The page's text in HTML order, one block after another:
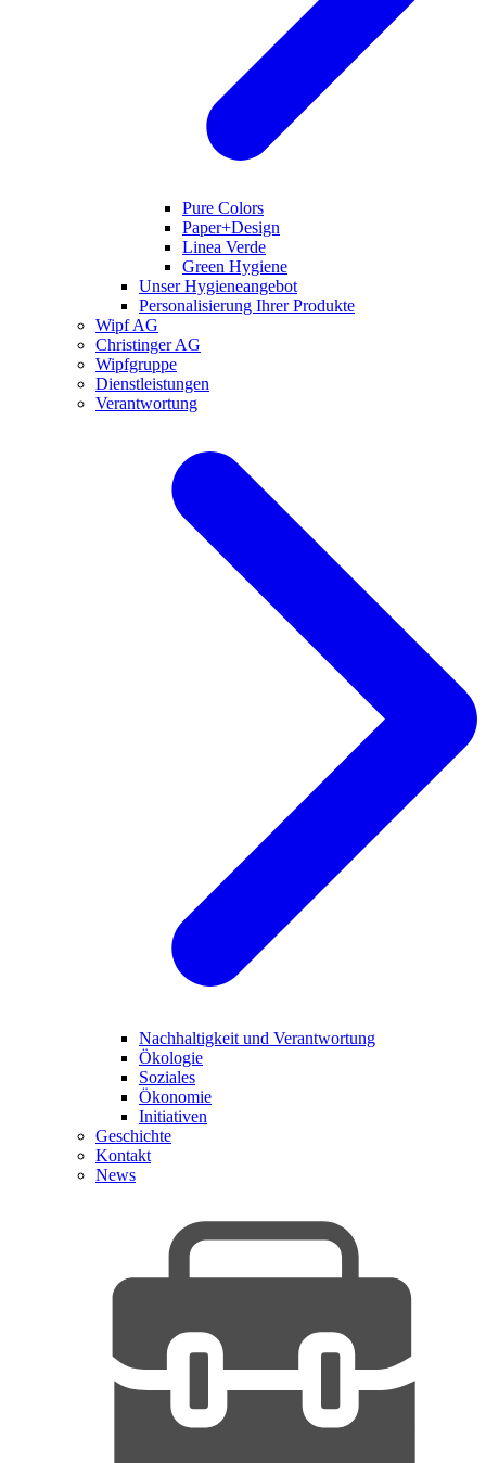
Pure Colors
Paper+Design
Linea Verde
Green Hygiene
Unser Hygieneangebot
Personalisierung Ihrer Produkte
Wipf AG
Christinger AG
Wipfgruppe
Dienstleistungen
Verantwortung
Nachhaltigkeit und Verantwortung
Ökologie
Soziales
Ökonomie
Initiativen
Geschichte
Kontakt
News